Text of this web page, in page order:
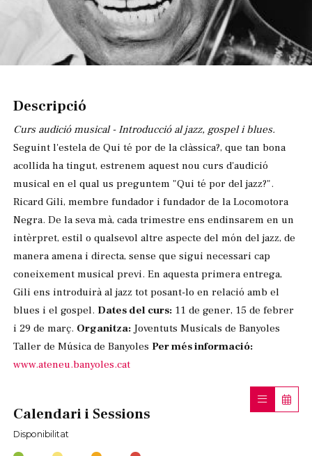
Descripció
Curs audició musical - Introducció al jazz, gospel i blues.
Seguint l'estela de Qui té por de la clàssica?, que tan bona
acollida ha tingut, estrenem aquest nou curs d'audició
musical en el qual us preguntem "Qui té por del jazz?".
Ricard Gili, membre fundador i fundador de la Locomotora
Negra. De la seva mà, cada trimestre ens endinsarem en un
intèrpret, estil o qualsevol altre aspecte del món del jazz, de
manera amena i directa, sense que sigui necessari cap
coneixement musical previ. En aquesta primera entrega,
Gili ens introduirà al jazz tot posant-lo en relació amb el
blues i el gospel. Dates del curs: 11 de gener, 15 de febrer
i 29 de març. Organitza: Joventuts Musicals de Banyoles
Taller de Música de Banyoles Per més informació:
www.ateneu.banyoles.cat
Calendari i Sessions
Disponibilitat